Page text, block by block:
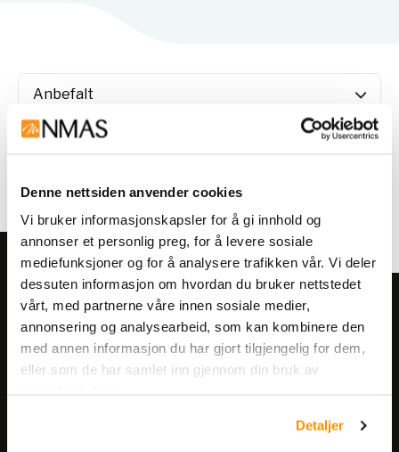
Denne nettsiden anvender cookies
Vi bruker informasjonskapsler for å gi innhold og
annonser et personlig preg, for å levere sosiale
mediefunksjoner og for å analysere trafikken vår. Vi deler
dessuten informasjon om hvordan du bruker nettstedet
vårt, med partnerne våre innen sosiale medier,
annonsering og analysearbeid, som kan kombinere den
med annen informasjon du har gjort tilgjengelig for dem,
eller som de har samlet inn gjennom din bruk av
Detaljer
Meld deg på vårt nyhetsbrev!
Få informasjon om produkter,
arrangementer og kampanjer.